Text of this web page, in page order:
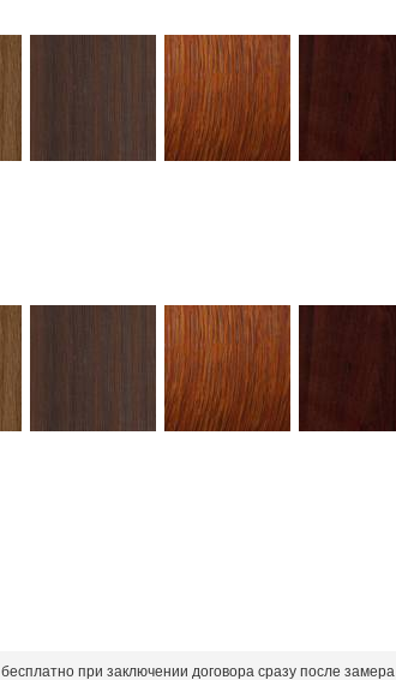
бесплатно при заключении договора сразу после замера